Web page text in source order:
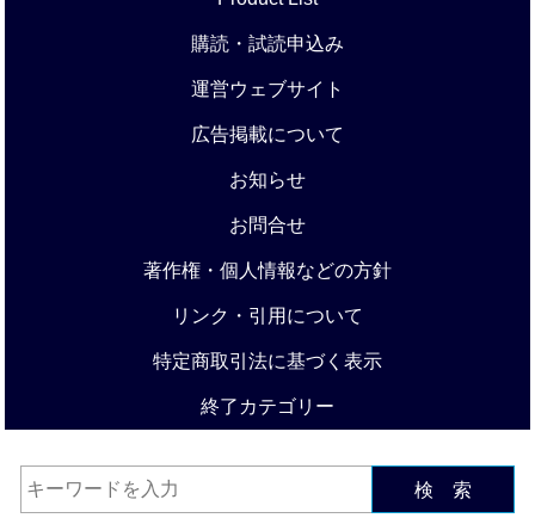
購読・試読申込み
運営ウェブサイト
広告掲載について
お知らせ
お問合せ
著作権・個人情報などの方針
リンク・引用について
特定商取引法に基づく表示
終了カテゴリー
検 索